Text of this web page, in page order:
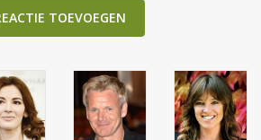
TOEVOEGEN